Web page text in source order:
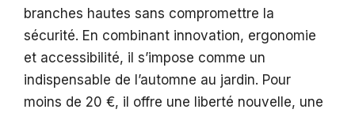
branches hautes sans compromettre la
sécurité. En combinant innovation, ergonomie
et accessibilité, il s’impose comme un
indispensable de l’automne au jardin. Pour
moins de 20 €, il offre une liberté nouvelle, une